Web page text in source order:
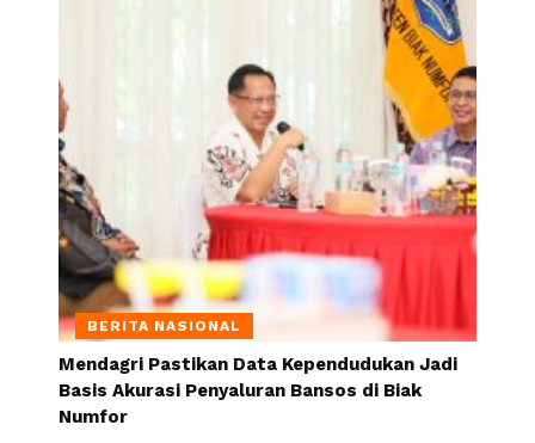
BERITA NASIONAL
Mendagri Pastikan Data Kependudukan Jadi
Basis Akurasi Penyaluran Bansos di Biak
Numfor